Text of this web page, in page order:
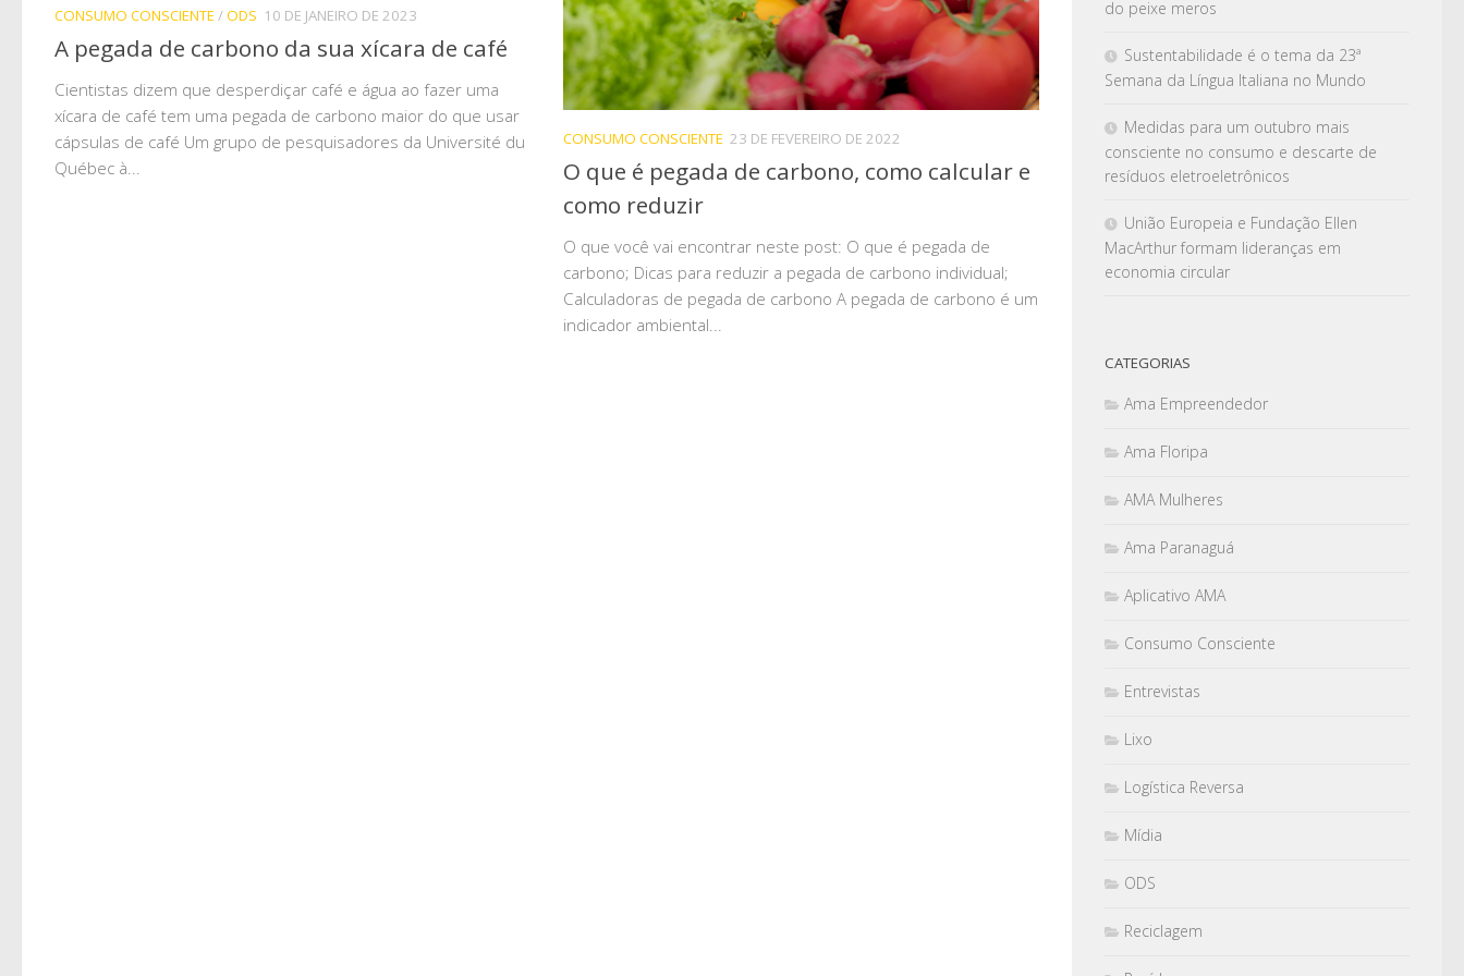
CONSUMO CONSCIENTE/ODS 10 DE JANEIRO DE 2023
A pegada de carbono da sua xícara de café
Cientistas dizem que desperdiçar café e água ao fazer uma
xícara de café tem uma pegada de carbono maior do que usar
cápsulas de café Um grupo de pesquisadores da Université du
Québec à...
CONSUMO CONSCIENTE 23 DE FEVEREIRO DE 2022
O que é pegada de carbono, como calcular e
como reduzir
O que você vai encontrar neste post: O que é pegada de
carbono; Dicas para reduzir a pegada de carbono individual;
Calculadoras de pegada de carbono A pegada de carbono é um
indicador ambiental...
do peixe meros
Sustentabilidade é o tema da 23ª
Semana da Língua Italiana no Mundo
Medidas para um outubro mais
consciente no consumo e descarte de
resíduos eletroeletrônicos
União Europeia e Fundação Ellen
MacArthur formam lideranças em
economia circular
CATEGORIAS
Ama Empreendedor
Ama Floripa
AMA Mulheres
Ama Paranaguá
Aplicativo AMA
Consumo Consciente
Entrevistas
Lixo
Logística Reversa
Mídia
ODS
Reciclagem